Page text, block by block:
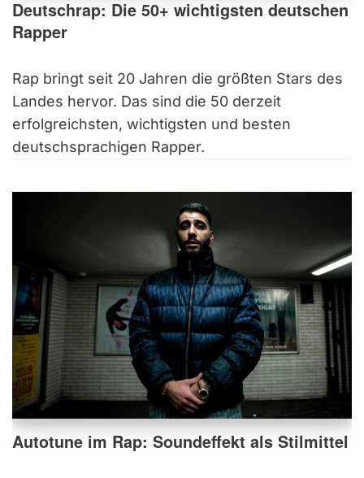
Deutschrap: Die 50+ wichtigsten deutschen
Rapper
Rap bringt seit 20 Jahren die größten Stars des
Landes hervor. Das sind die 50 derzeit
erfolgreichsten, wichtigsten und besten
deutschsprachigen Rapper.
Autotune im Rap: Soundeffekt als Stilmittel